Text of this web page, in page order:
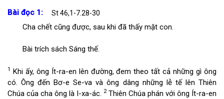
Bài đọc 1: St 46,1-7.28-30
Cha chết cũng được, sau khi đã thấy mặt con.
Bài trích sách Sáng thế.
1 Khi ấy, ông Ít-ra-en lên đường, đem theo tất cả những gì ông
có. Ông đến Bơ-e Se-va và ông dâng những lễ tế lên Thiên
Chúa của cha ông là I-xa-ác. 2Thiên Chúa phán với ông Ít-ra-en